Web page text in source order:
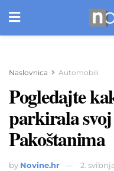
Naslovnica Automobili
Pogledajte
parkirala
Pakoštanima
by Novine.hr 2.